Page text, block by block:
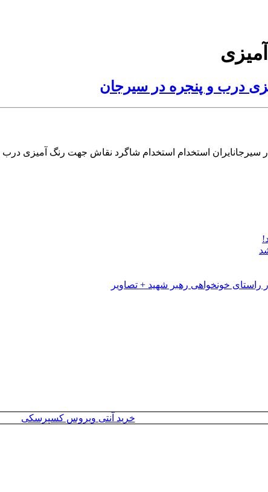
درب و پنجره در سیرجان
استخدام استخدام شاگرد نقاش جهت رنگ آمیزی
خرید آنتی ویروس کسپرسکی